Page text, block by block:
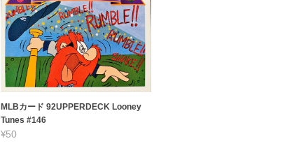
MLBカード 92UPPERDECK Looney
Tunes #146
¥50